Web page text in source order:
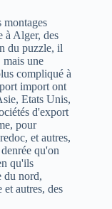
montages
à Alger, des
du puzzle, il
mais une
compliqué à
import ont
Etats Unis,
d'export
pour
et autres,
qu'on
qu'ils
du nord,
autres, des